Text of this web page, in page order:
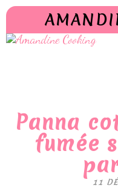
Panna
fumée
11